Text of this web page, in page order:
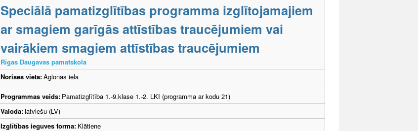
Speciālā pamatizglītības programma izglītojamajiem
ar smagiem garīgās attīstības traucējumiem vai
vairākiem smagiem attīstības traucējumiem
Rīgas Daugavas pamatskola
Norises vieta:Aglonas iela
Programmas veids: Pamatizglītība 1.-9.klase 1.-2. LKI (programma ar kodu 21)
Valoda:latviešu (LV)
Izglītības ieguves forma: Klātiene